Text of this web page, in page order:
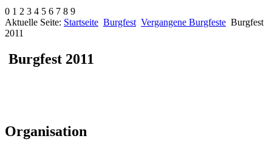
0 1 2 3 4 5 6 7 8 9
Aktuelle Seite: Startseite Burgfest Vergangene Burgfeste Burgfest
2011
Burgfest 2011
Organisation